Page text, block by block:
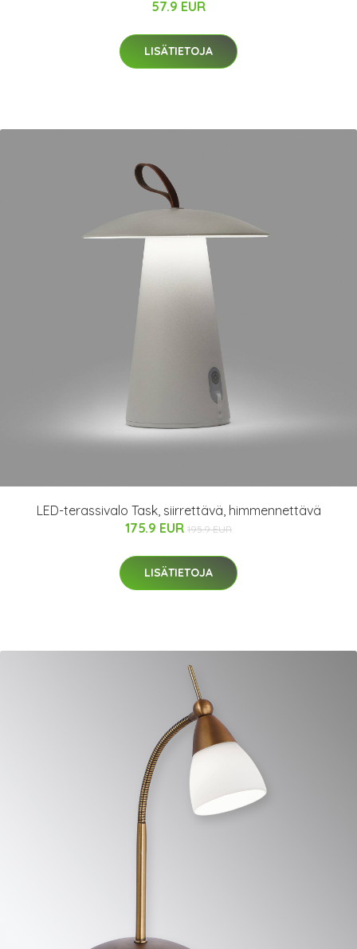
57.9 EUR
LISÄTIETOJA
LED-terassivalo Task, siirrettävä, himmennettävä
175.9 EUR 195.9 EUR
LISÄTIETOJA